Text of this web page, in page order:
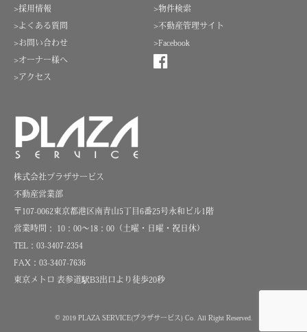
>物件検索
>不動産管理サイト
>Facebook
>採用情報
>よくある質問
>お問い合わせ
>オーナー様へ
>アクセス
株式会社プラザサービス
不動産営業部
〒107-0062東京都港区南青山5丁目6番25号永和ビル1階
営業時間： 10：00～18：00（土曜・日曜・祝日休）
TEL：03-3407-2354
FAX：03-3407-7636
東京メトロ 表参道駅B3出口より徒歩20秒
© 2019 PLAZA SERVICE(プラザサービス) Co. All Right Reserved.